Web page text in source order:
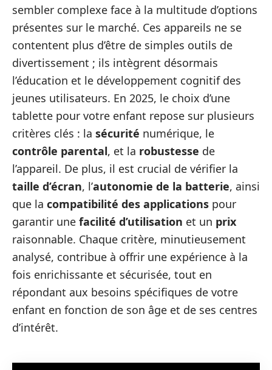
sembler complexe face à la multitude d’options
présentes sur le marché. Ces appareils ne se
contentent plus d’être de simples outils de
divertissement ; ils intègrent désormais
l’éducation et le développement cognitif des
jeunes utilisateurs. En 2025, le choix d’une
tablette pour votre enfant repose sur plusieurs
critères clés : la sécurité numérique, le
contrôle parental, et la robustesse de
l’appareil. De plus, il est crucial de vérifier la
taille d’écran, l’autonomie de la batterie, ainsi
que la compatibilité des applications pour
garantir une facilité d’utilisation et un prix
raisonnable. Chaque critère, minutieusement
analysé, contribue à offrir une expérience à la
fois enrichissante et sécurisée, tout en
répondant aux besoins spécifiques de votre
enfant en fonction de son âge et de ses centres
d’intérêt.